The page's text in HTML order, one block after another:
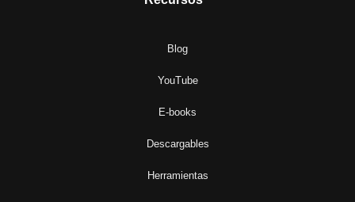
Blog
YouTube
E-books
Descargables
Herramientas